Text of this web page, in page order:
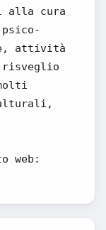
alla cura
psico­
attività
risveglio
web: